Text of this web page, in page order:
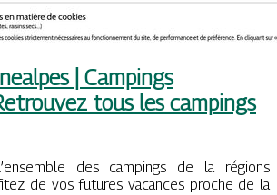
| Campings
tous les campings
des campings de la régions
de vos futures vacances proche de la